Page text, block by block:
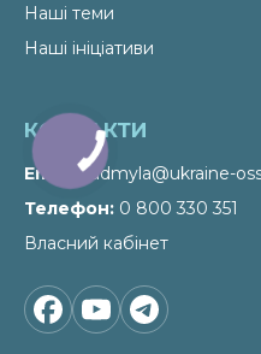
Наші теми
Наші ініціативи
КОНТАКТИ
Email
liudmyla@ukraine-
Телефон 0 800 330 351
Власний кабінет